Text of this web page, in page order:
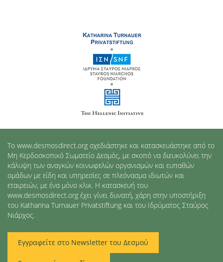
Το www.desmosdirect.org σχεδιάστηκε και κατασκευάστηκε από το
Μη Κερδοσκοπικό Σωματείο Δεσμός, με σκοπό να διευκολύνει την
κάλυψη των αναγκών κοινωφελών οργανισμών και ευπαθών
ομάδων με είδη και υπηρεσίες σε πλεόνασμα ιδιωτών και
εταιρειών, με ένα μόνο κλικ. Η κατασκευή του
www.desmosdirect.org έχει γίνει δυνατή, χάρη στην υποστήριξη
του Katharina Turnauer Privatstiftung και του Ιδρύματος Σταύρος
Νιάρχος.
Εγγραφείτε στο Newsletter του Δεσμού